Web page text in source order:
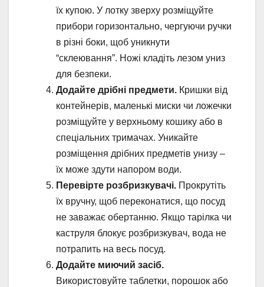
їх купою. У лотку зверху розміщуйте
прибори горизонтально, чергуючи ручки
в різні боки, щоб уникнути
“склеювання”. Ножі кладіть лезом униз
для безпеки.
Додайте дрібні предмети. Кришки від
контейнерів, маленькі миски чи ложечки
розміщуйте у верхньому кошику або в
спеціальних тримачах. Уникайте
розміщення дрібних предметів унизу –
їх може здути напором води.
Перевірте розбризкувачі. Прокрутіть
їх вручну, щоб переконатися, що посуд
не заважає обертанню. Якщо тарілка чи
каструля блокує розбризкувач, вода не
потрапить на весь посуд.
Додайте миючий засіб.
Використовуйте таблетки, порошок або